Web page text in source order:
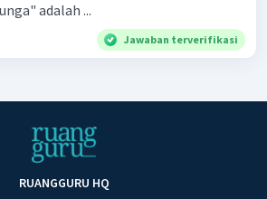
adalah ...
Jawaban terverifikasi
RUANGGURU HQ